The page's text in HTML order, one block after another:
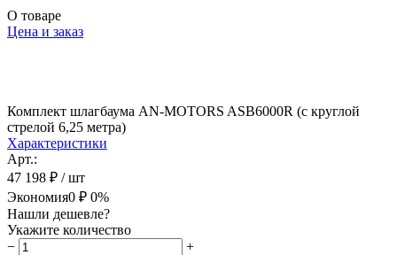
О товаре
Цена и заказ
Комплект шлагбаума AN-MOTORS ASB6000R (с круглой
стрелой 6,25 метра)
Характеристики
Арт.:
47 198 ₽ / шт
Экономия0 ₽ 0%
Нашли дешевле?
Укажите количество
−
+